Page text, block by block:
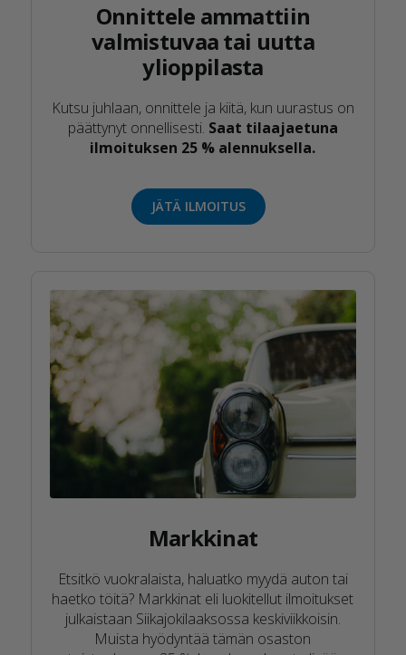
Onnittele ammattiin
valmistuvaa tai uutta
ylioppilasta
Kutsu juhlaan, onnittele ja kiitä, kun uurastus on
päättynyt onnellisesti. Saat tilaajaetuna
ilmoituksen 25 % alennuksella.
JÄTÄ ILMOITUS
Markkinat
Etsitkö vuokralaista, haluatko myydä auton tai
haetko töitä? Markkinat eli luokitellut ilmoitukset
julkaistaan Siikajokilaaksossa keskiviikkoisin.
Muista hyödyntää tämän osaston